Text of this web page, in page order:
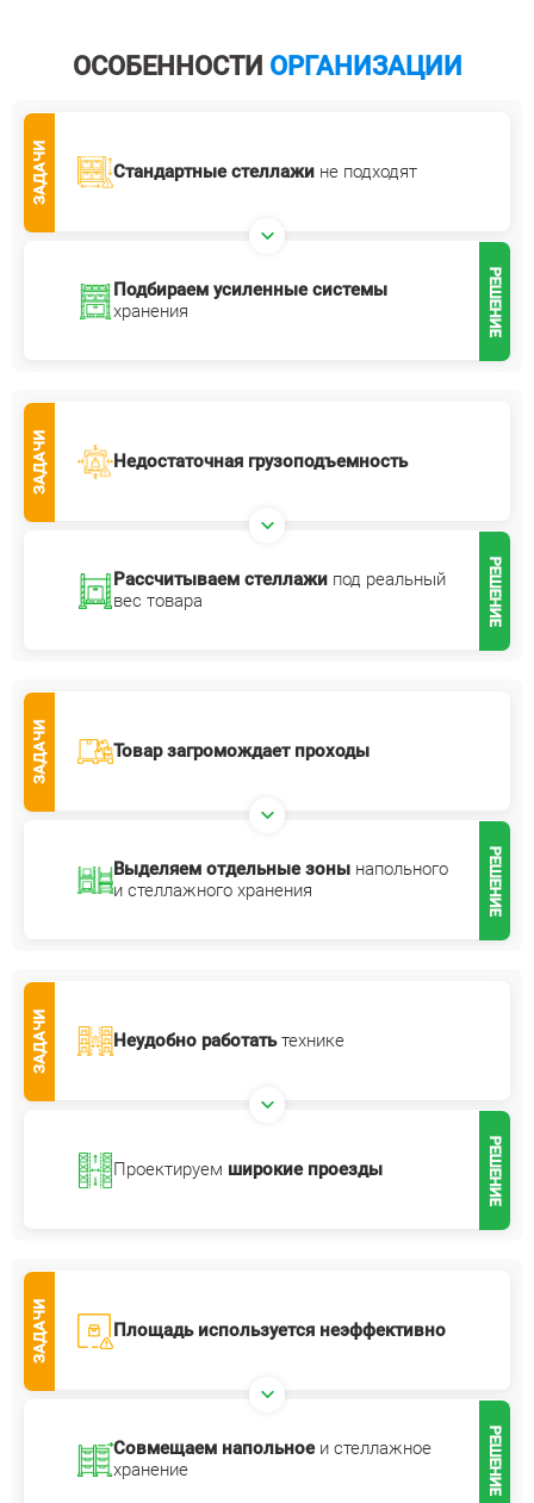
ОСОБЕННОСТИ ОРГАНИЗАЦИИ
ЗАДАЧИ Стандартные стеллажи не подходят
РЕШЕНИЕ
Подбираем усиленные системы
хранения
ЗАДАЧИ Недостаточная грузоподъемность
РЕШЕНИЕ
Рассчитываем стеллажи под реальный
вес товара
ЗАДАЧИ Товар загромождает проходы
РЕШЕНИЕ
Выделяем отдельные зоны напольного
и стеллажного хранения
ЗАДАЧИ Неудобно работатьтехнике
РЕШЕНИЕ
Проектируем широкие проезды
ЗАДАЧИ Площадь используется неэффективно
РЕШЕНИЕ
Совмещаем напольноеи стеллажное
хранение